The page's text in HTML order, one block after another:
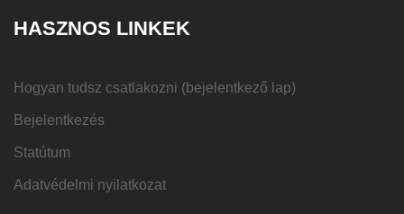
HASZNOS LINKEK
Hogyan tudsz csatlakozni (bejelentkező lap)
Bejelentkezés
Statútum
Adatvédelmi nyilatkozat